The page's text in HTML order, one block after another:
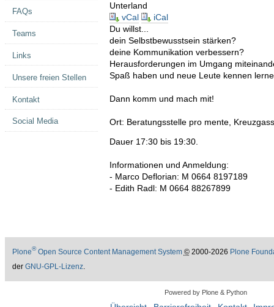
Unterland
vCal
iCal
Du willst...
dein Selbstbewusstsein stärken?
deine Kommunikation verbessern?
Herausforderungen im Umgang
Spaß haben und neue Leute kennen
Dann komm und mach mit!
Ort: Beratungsstelle pro mente,
Dauer 17:30 bis 19:30.
Informationen und Anmeldung:
- Marco Deflorian: M 0664 8197189
- Edith Radl: M 0664 88267899
FAQs
Teams
Links
Unsere freien Stellen
Kontakt
Social Media
Plone®Open Source Content Management System ©2000-2026 Plone
der GNU-GPL-Lizenz.
Powered by Plone & Python